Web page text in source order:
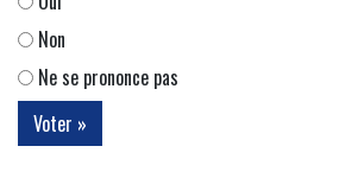
Non
Ne se prononce pas